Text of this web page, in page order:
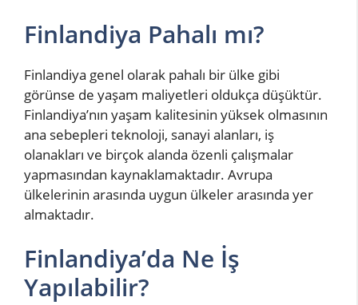
Finlandiya Pahalı mı?
Finlandiya genel olarak pahalı bir ülke gibi
görünse de yaşam maliyetleri oldukça düşüktür.
Finlandiya’nın yaşam kalitesinin yüksek olmasının
ana sebepleri teknoloji, sanayi alanları, iş
olanakları ve birçok alanda özenli çalışmalar
yapmasından kaynaklamaktadır. Avrupa
ülkelerinin arasında uygun ülkeler arasında yer
almaktadır.
Finlandiya’da Ne İş
Yapılabilir?